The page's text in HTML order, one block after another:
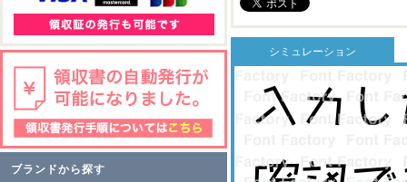
ブランドから探す
シミュレーション